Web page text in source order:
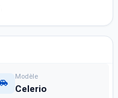
Modèle
Celerio